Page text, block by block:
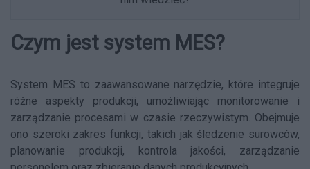
Czym jest system MES?
System MES to zaawansowane narzędzie, które integruje
różne aspekty produkcji, umożliwiając monitorowanie i
zarządzanie procesami w czasie rzeczywistym. Obejmuje
ono szeroki zakres funkcji, takich jak śledzenie surowców,
planowanie produkcji, kontrola jakości, zarządzanie